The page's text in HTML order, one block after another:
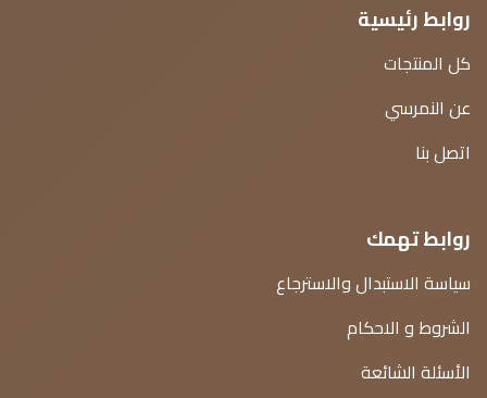
روابط رئيسية
كل المنتجات
عن النمرسي
اتصل بنا
روابط تهمك
سياسة الاستبدال والاسترجاع
الشروط و الاحكام
الأسئلة الشائعة